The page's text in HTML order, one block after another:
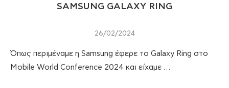
SAMSUNG GALAXY RING
26/02/2024
Όπως περιμέναμε η Samsung έφερε το Galaxy Ring στο
Mobile World Conference 2024 και είχαμε …